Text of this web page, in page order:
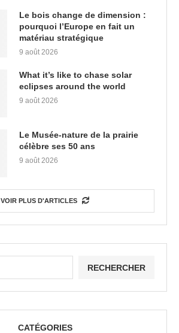
Le bois change de dimension :
pourquoi l’Europe en fait un
matériau stratégique
9 août 2026
What it’s like to chase solar
eclipses around the world
9 août 2026
Le Musée-nature de la prairie
célèbre ses 50 ans
9 août 2026
VOIR PLUS D'ARTICLES
RECHERCHER
CATÉGORIES